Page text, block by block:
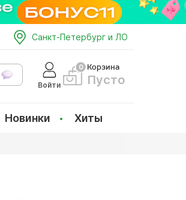
Санкт-Петербург и ЛО
Войти
Корзина
Пусто
Новинки Хиты